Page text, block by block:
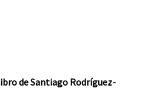
de Santiago Rodríguez-